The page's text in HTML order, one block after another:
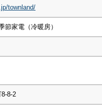
townland/
節家電（冷暖房）
8-2